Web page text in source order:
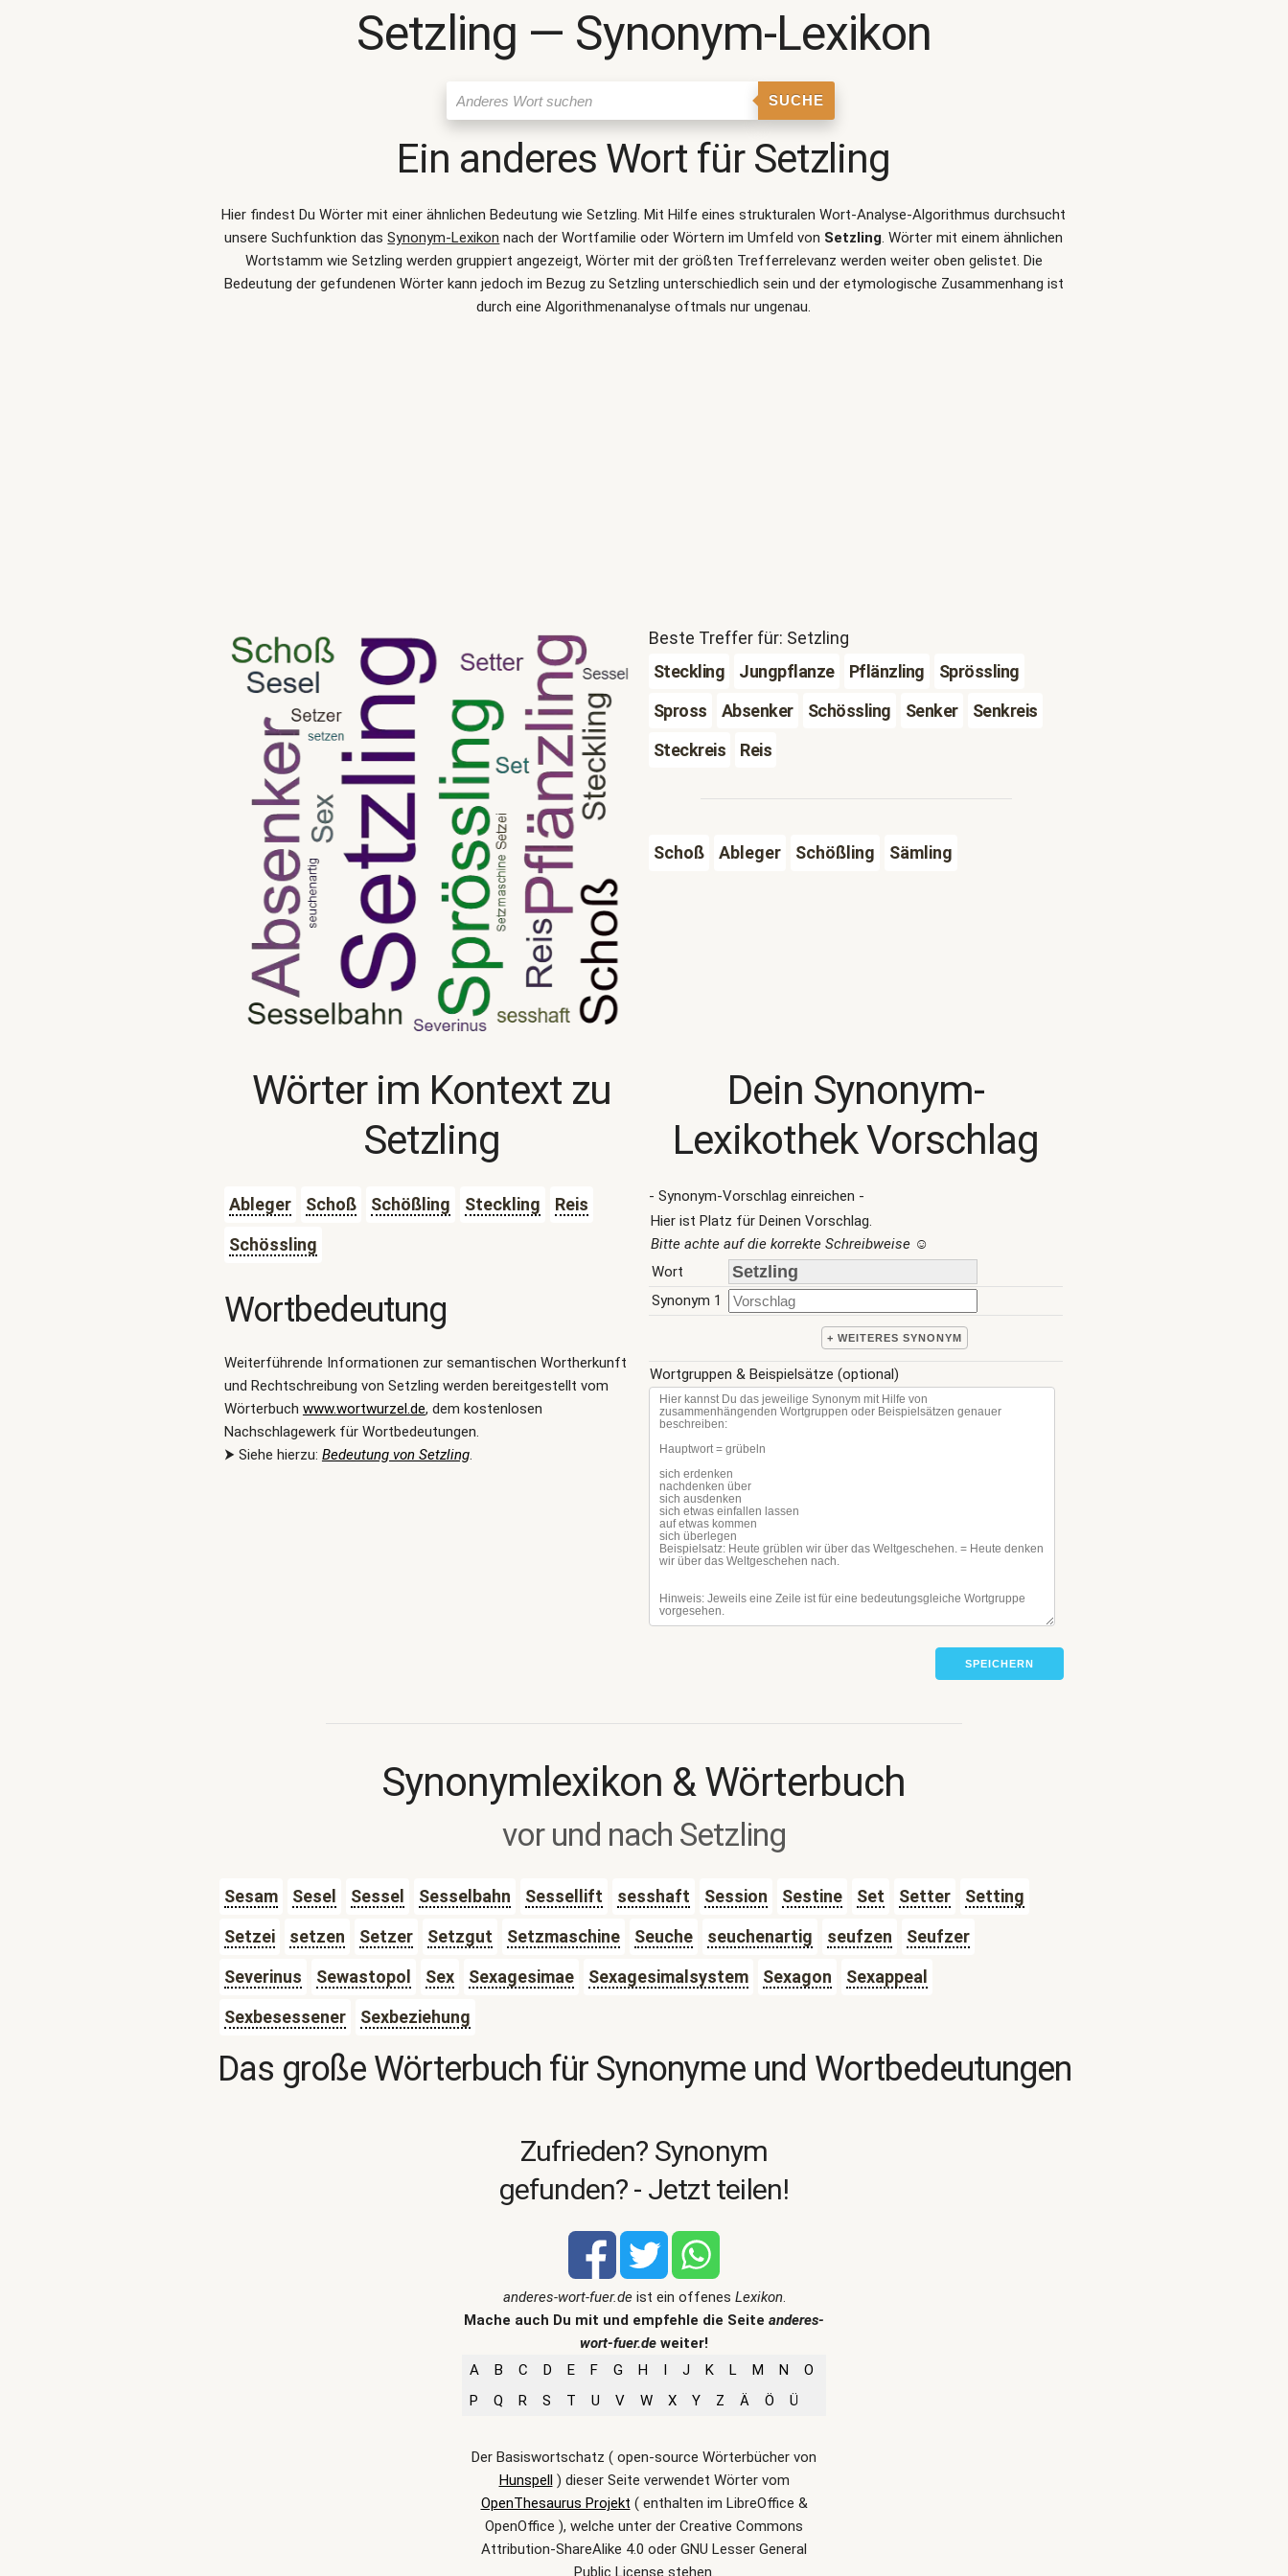
Setzling ― Synonym-Lexikon
SUCHE
Ein anderes Wort für Setzling
Hier findest Du Wörter mit einer ähnlichen Bedeutung wieSetzling. Mit Hilfe eines strukturalen Wort-Analyse-Algorithmus durchsucht
unsere Suchfunktion dasSynonym-Lexikon nach der Wortfamilie oder Wörtern im Umfeld von Setzling. Wörter mit einem ähnlichen
Wortstamm wie Setzling werden gruppiert angezeigt, Wörter mit der größten Trefferrelevanz werden weiter oben gelistet. Die
Bedeutung der gefundenen Wörter kann jedoch im Bezug zu Setzling unterschiedlich sein und der etymologische Zusammenhang ist
durch eine Algorithmenanalyse oftmals nur ungenau.
Beste Treffer für: Setzling
Steckling
Jungpflanze Pflänzling
Sprössling
Spross
Absenker Schössling Senker
Senkreis
Steckreis
Reis
Schoß Ableger Schößling Sämling
Wörter im Kontext zu
Setzling
Ableger Schoß Schößling Steckling
Reis
Schössling
Wortbedeutung
Weiterführende Informationen zur semantischen Wortherkunft
und Rechtschreibung von Setzling werden bereitgestellt vom
Wörterbuch www.wortwurzel.de, dem kostenlosen
Nachschlagewerk für Wortbedeutungen.
⮞ Siehe hierzu: Bedeutung von Setzling.
Dein Synonym-
Lexikothek Vorschlag
- Synonym-Vorschlag einreichen -
Hier ist Platz für Deinen Vorschlag.
Bitte achte auf die korrekte Schreibweise☺
Wort
Synonym 1
+ WEITERES SYNONYM
Wortgruppen & Beispielsätze (optional)
SPEICHERN
Synonymlexikon & Wörterbuch
vor und nach Setzling
Sesam Sesel Sessel Sesselbahn Sessellift sesshaft Session Sestine Set Setter
Setting
Setzei
setzen Setzer Setzgut Setzmaschine Seuche seuchenartig seufzen
Seufzer
Severinus
Sewastopol Sex Sexagesimae Sexagesimalsystem Sexagon
Sexappeal
Sexbesessener
Sexbeziehung
Das große Wörterbuch für Synonyme und Wortbedeutungen
Zufrieden? Synonym
gefunden? - Jetzt teilen!
anderes-wort-fuer.deist ein offenes Lexikon.
Mache auch Du mit und empfehle die Seite anderes-
wort-fuer.de weiter!
A
B C D E F G H I J K L M N
O
P
Q R S T U V W X Y Z Ä Ö Ü
Der Basiswortschatz ( open-source Wörterbücher von
Hunspell) dieser Seite verwendet Wörter vom
OpenThesaurus Projekt ( enthalten im LibreOffice &
OpenOffice ), welche unter der Creative Commons
Attribution-ShareAlike 4.0 oder GNU Lesser General
Public License stehen.